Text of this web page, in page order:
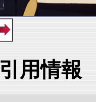
引用情報